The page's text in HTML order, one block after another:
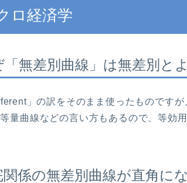
ロ経済学
「無差別曲線」は無差別と
」の訳をそのまま使ったものです
量曲線などの言い方もあるので、等効
関係の無差別曲線が直角に